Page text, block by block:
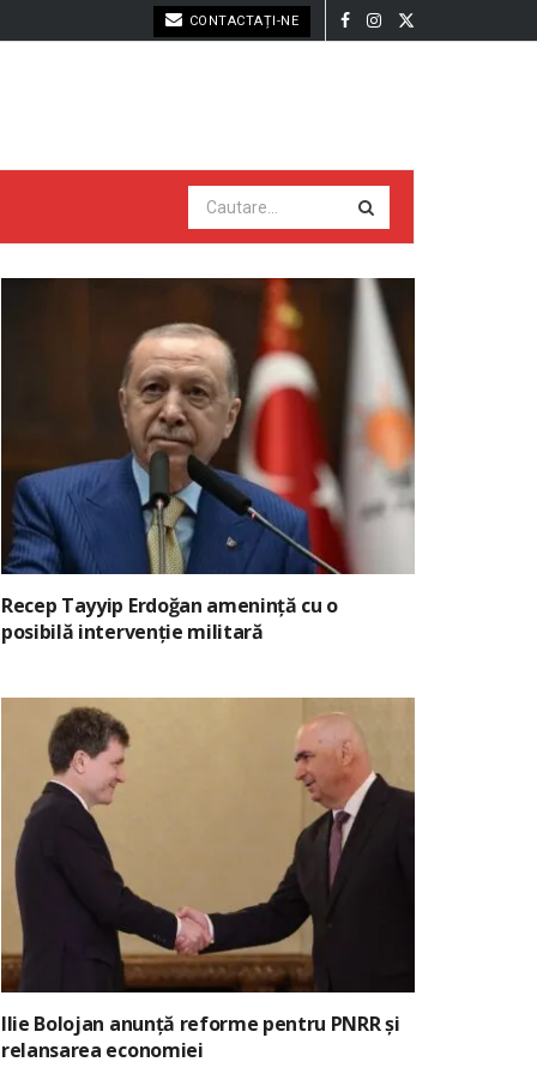
CONTACTAȚI-NE
Recep Tayyip Erdoğan amenință cu o
posibilă intervenție militară
Ilie Bolojan anunță reforme pentru PNRR și
relansarea economiei